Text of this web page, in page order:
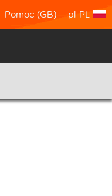
Pomoc (GB) pl-PL